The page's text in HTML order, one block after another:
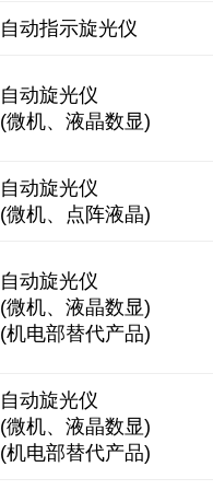
自动指示旋光仪
自动旋光仪
(微机、液晶数显)
自动旋光仪
(微机、点阵液晶)
自动旋光仪
(微机、液晶数显)
(机电部替代产品)
自动旋光仪
(微机、液晶数显)
(机电部替代产品)